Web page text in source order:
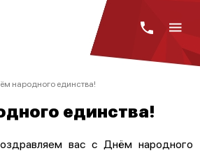
народного единства!
единства!
вас с Днём народного